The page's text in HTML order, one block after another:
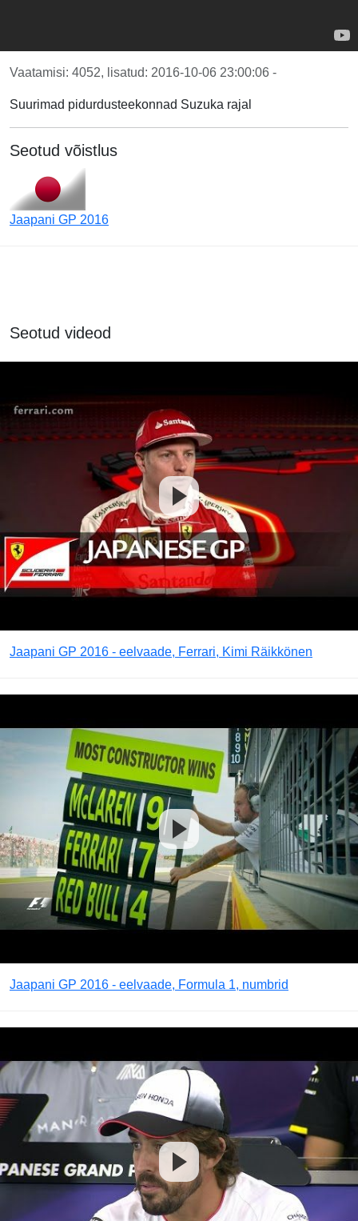
Vaatamisi: 4052, lisatud: 2016-10-06 23:00:06 -
Suurimad pidurdusteekonnad Suzuka rajal
Seotud võistlus
Jaapani GP 2016
Seotud videod
Jaapani GP 2016 - eelvaade, Ferrari, Kimi Räikkönen
Jaapani GP 2016 - eelvaade, Formula 1, numbrid